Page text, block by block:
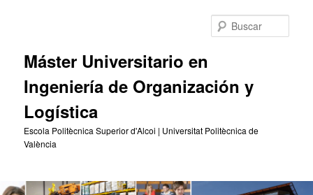
Máster Universitario en
Ingeniería de Organización y
Logística
Escola Politècnica Superior d'Alcoi | Universitat Politècnica de
València